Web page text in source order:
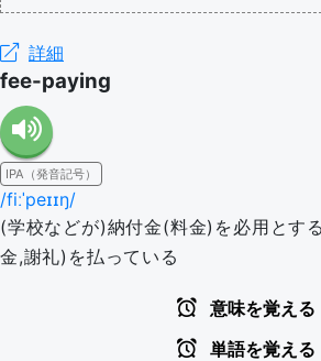
詳細
fee-paying
IPA（発音記号）
/fiːˈpeɪɪŋ/
(学校などが)納付金(料金)を必用とす
金,謝礼)を払っている
意味を覚える
単語を覚える